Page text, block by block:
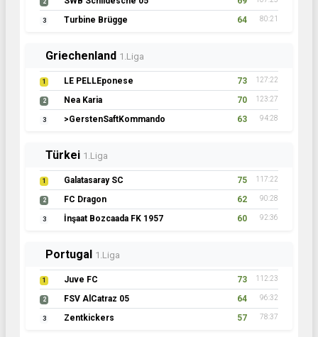
2
3 Turbine Brügge 64 80:21
Griechenland 1.Liga
1 LE PELLEponese 73 127:22
2 Nea Karia 70 123:27
3 >GerstenSaftKommando 63 94:28
Türkei 1.Liga
1 Galatasaray SC 75 117:22
2 FC Dragon 62 90:28
3 İnşaat Bozcaada FK 1957 60 92:36
Portugal 1.Liga
1 Juve FC 73 112:23
2 FSV AlCatraz 05 64 96:32
3 Zentkickers 57 78:37